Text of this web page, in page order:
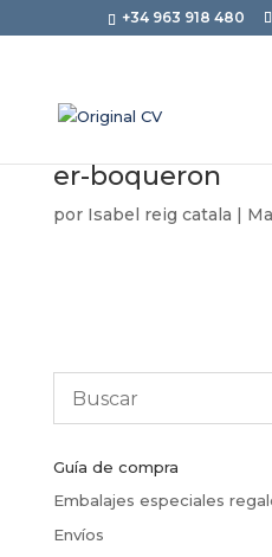
+34 963 918 480
er-boqueron
por Isabel reig catala |
Guía de compra
Embalajes especiales
Envíos